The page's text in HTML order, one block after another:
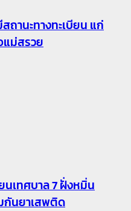
านะทางทะเบียน แก่
แม่สรวย
นเทศบาล 7 ฝั่งหมิ่น
นยาเสพติด